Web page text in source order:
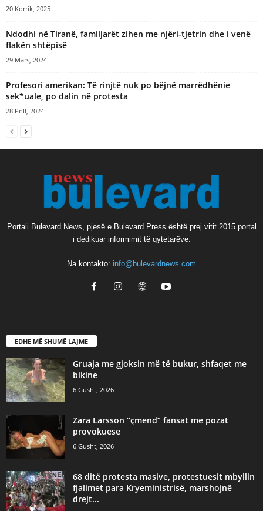
20 Korrik, 2025
Ndodhi në Tiranë, familjarët zihen me njëri-tjetrin dhe i venë
flakën shtëpisë
29 Mars, 2024
Profesori amerikan: Të rinjtë nuk po bëjnë marrëdhënie
sek*uale, po dalin në protesta
28 Prill, 2024
Portali Bulevard News, pjesë e Bulevard Press është prej vitit 2015 portal
i dedikuar informimit të qytetarëve.
Na kontakto: info@bulevardnews.com
EDHE MË SHUMË LAJME
Gruaja me gjoksin më të bukur, shfaqet me
bikine
6 Gusht, 2026
Zara Larsson “çmend” fansat me pozat
provokuese
6 Gusht, 2026
68 ditë protesta masive, protestuesit mbyllin
fjalimet para Kryeministrisë, marshojnë
drejt...